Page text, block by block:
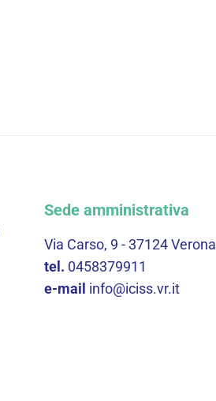
Sede amministrativa
Via Carso, 9 - 37124 Verona
tel. 0458379911
e-mail info@iciss.vr.it